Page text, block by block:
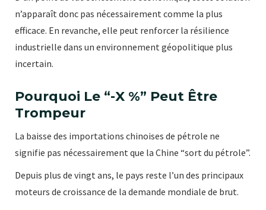
n’apparaît donc pas nécessairement comme la plus
efficace. En revanche, elle peut renforcer la résilience
industrielle dans un environnement géopolitique plus
incertain.
Pourquoi Le “-X %” Peut Être
Trompeur
La baisse des importations chinoises de pétrole ne
signifie pas nécessairement que la Chine “sort du pétrole”.
Depuis plus de vingt ans, le pays reste l’un des principaux
moteurs de croissance de la demande mondiale de brut.